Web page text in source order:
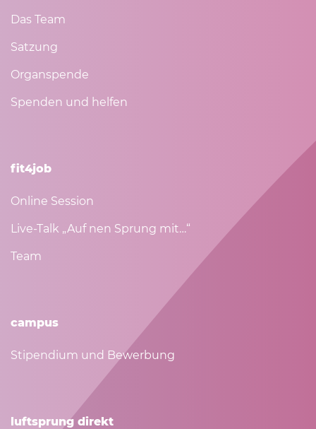
Das Team
Satzung
Organspende
Spenden und helfen
fit4job
Online Session
Live-Talk „Auf nen Sprung mit…“
Team
campus
Stipendium und Bewerbung
luftsprung direkt